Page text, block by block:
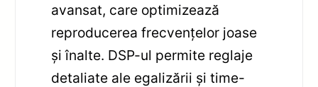
avansat, care optimizează
reproducerea frecvențelor joase
și înalte. DSP-ul permite reglaje
detaliate ale egalizării și time-